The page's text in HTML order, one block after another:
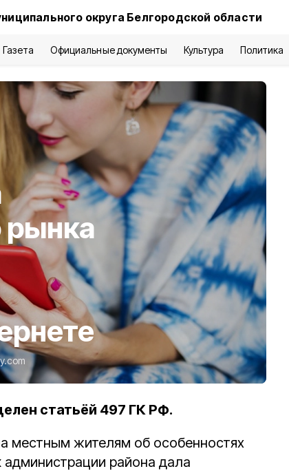
округа Белгородской области
Газета Официальные документы Культура Политика
рынка
статьёй 497 ГК РФ.
местным жителям об особенностях
администрации района дала